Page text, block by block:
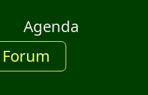
Agenda
Forum